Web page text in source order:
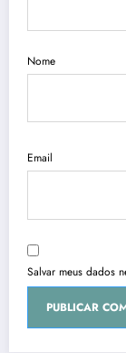
Nome
Email
Salvar meus dados